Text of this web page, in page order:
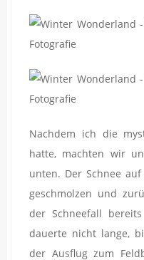
Nachdem ich die
hatte, machten wir
unten. Der Schnee
geschmolzen und
der Schneefall
dauerte nicht lange,
der Ausflug zum